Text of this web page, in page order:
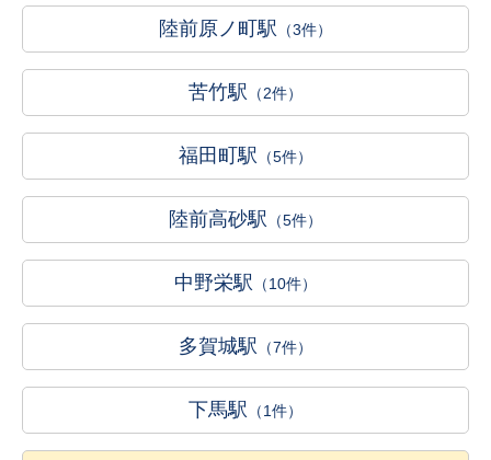
陸前原ノ町駅 （3件）
苦竹駅 （2件）
福田町駅 （5件）
陸前高砂駅 （5件）
中野栄駅 （10件）
多賀城駅 （7件）
下馬駅 （1件）